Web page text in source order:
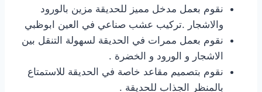
نقوم بعمل مدخل مميز للحديقة مزين بالورود
والاشجار .تركيب عشب صناعي في العين ابوظبي
نقوم بعمل ممرات في الحديقة لسهولة التنقل بين
الاشجار و الورود و الخضرة .
نقوم بتصميم مقاعد خاصة في الحديقة للاستمتاع
بالمنظر الجذاب للحديقة .